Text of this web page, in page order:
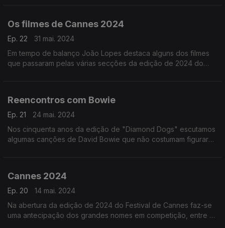
Os filmes de Cannes 2024
Ep. 22
31 mai. 2024
Em tempo de balanço João Lopes destaca alguns dos filmes
que passaram pelas várias secções da edição de 2024 do
Reencontros com Bowie
Ep. 21
24 mai. 2024
Nos cinquenta anos da edição de "Diamond Dogs" escutamos
algumas canções de David Bowie que não costumam figurar
Cannes 2024
Ep. 20
14 mai. 2024
Na abertura da edição de 2024 do Festival de Cannes faz-se
uma antecipação dos grandes nomes em competição, entre os